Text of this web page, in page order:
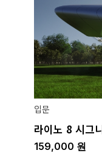
입문
라이노 8 시그
159,000 원